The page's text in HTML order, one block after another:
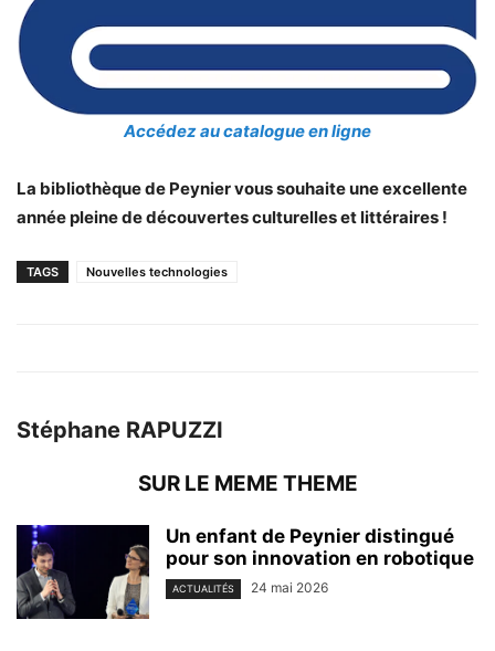
Accédez au catalogue en ligne
La bibliothèque de Peynier vous souhaite une excellente
année pleine de découvertes culturelles et littéraires !
TAGS Nouvelles technologies
Stéphane RAPUZZI
SUR LE MEME THEME
Un enfant de Peynier distingué
pour son innovation en robotique
ACTUALITÉS 24 mai 2026